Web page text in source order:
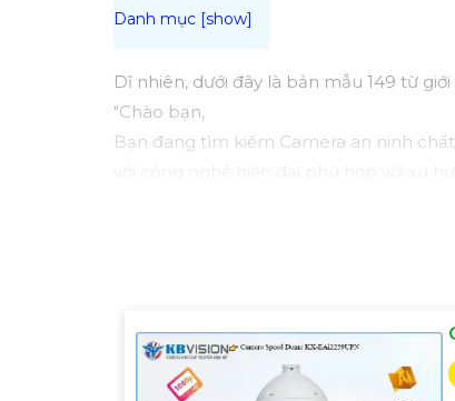
Dĩ nhiên, dưới đây là bản mẫu 149 từ
"Chào bạn,
Bạn đang tìm kiếm Camera an ninh
Đặt mua ngay hôm nay để hưởng chiết
Hy vọng bạn sẽ hài lòng với bản mẫu